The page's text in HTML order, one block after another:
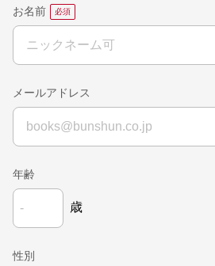
お名前
メールアドレス
年齢
歳
性別